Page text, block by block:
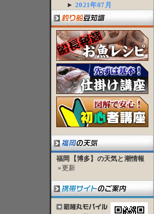
► 2021年07月
福岡【博多】の天気と潮情報
»更新